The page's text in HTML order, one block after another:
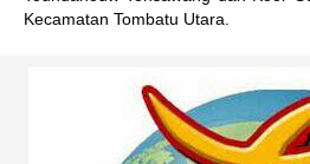
Kecamatan Tombatu Utara.